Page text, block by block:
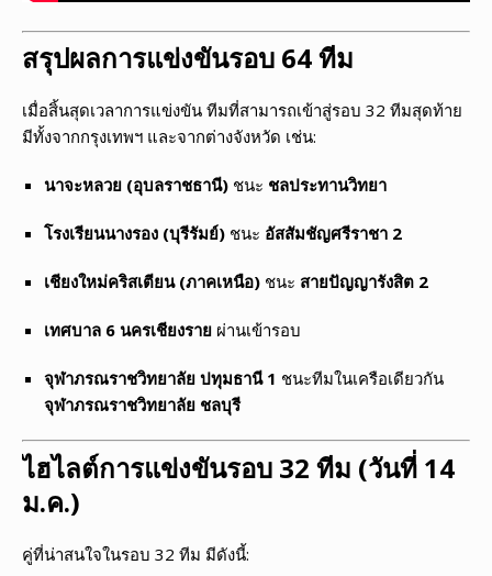
สรุปผลการแข่งขันรอบ 64 ทีม
เมื่อสิ้นสุดเวลาการแข่งขัน ทีมที่สามารถเข้าสู่รอบ 32 ทีมสุดท้าย
มีทั้งจากกรุงเทพฯ และจากต่างจังหวัด เช่น:
นาจะหลวย (อุบลราชธานี) ชนะ ชลประทานวิทยา
โรงเรียนนางรอง (บุรีรัมย์) ชนะ อัสสัมชัญศรีราชา 2
เชียงใหม่คริสเตียน (ภาคเหนือ) ชนะ สายปัญญารังสิต 2
เทศบาล 6 นครเชียงราย ผ่านเข้ารอบ
จุฬาภรณราชวิทยาลัย ปทุมธานี 1 ชนะทีมในเครือเดียวกัน
จุฬาภรณราชวิทยาลัย ชลบุรี
ไฮไลต์การแข่งขันรอบ 32 ทีม (วันที่ 14
ม.ค.)
คู่ที่น่าสนใจในรอบ 32 ทีม มีดังนี้: